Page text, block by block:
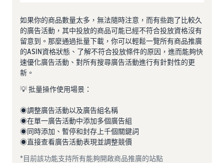
如果你的商品數量太多，無法隨時注意，而有些跑了比較久
的廣告活動，其中投放的商品可能已經不符合投放資格沒有
留意到。那麼通過批量下載，你可以輕鬆一覽所有商品推廣
的ASIN資格狀態、了解不符合投放條件的原因，進而能夠快
速優化廣告活動、對所有搜尋廣告活動進行有針對性的更
新。
💡 批量操作使用場景：
◉調整廣告活動以及廣告組名稱
◉在單一廣告活動中添加多個廣告組
◉同時添加、暫停和封存上千個關鍵詞
◉直接查看廣告活動表現並調整競價
*目前該功能支持所有能夠開啟商品推廣的站點